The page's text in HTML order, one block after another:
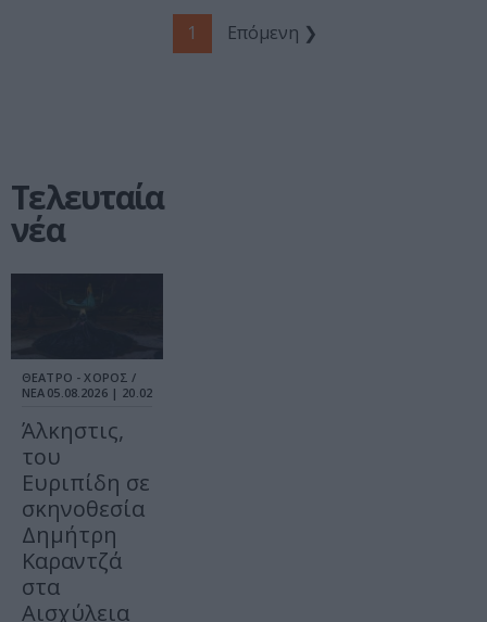
1 Επόμενη ❯
Τελευταία
νέα
ΘΕΑΤΡΟ - ΧΟΡΟΣ /
ΝΕΑ 05.08.2026 | 20.02
Άλκηστις,
του
Ευριπίδη σε
σκηνοθεσία
Δημήτρη
Καραντζά
στα
Αισχύλεια